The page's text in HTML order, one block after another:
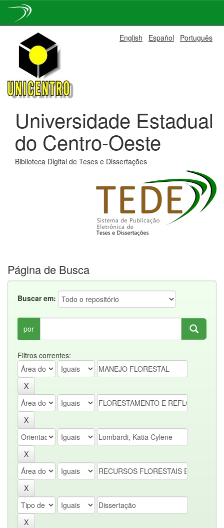
navigation
English Español Português
Universidade Estadual
do Centro-Oeste
Biblioteca Digital de Teses e Dissertações
Página de Busca
Buscar em:
por
Filtros correntes: